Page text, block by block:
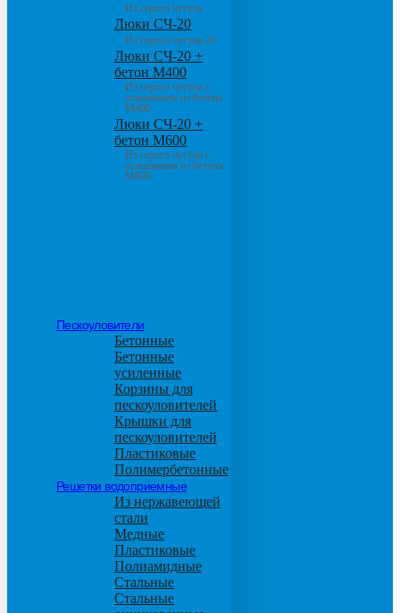
Из серого чугуна
Люки СЧ-20
Из серого чугуна 20
Люки СЧ-20 +
бетон М400
Из серого чугуна с
основанием из бетона
М400
Люки СЧ-20 +
бетон М600
Из серого чугуна с
основанием из бетона
М600
Пескоуловители
Бетонные
Бетонные
усиленные
Корзины для
пескоуловителей
Крышки для
пескоуловителей
Пластиковые
Полимербетонные
Решетки водоприемные
Из нержавеющей
стали
Медные
Пластиковые
Полиамидные
Стальные
Стальные